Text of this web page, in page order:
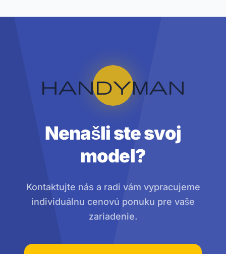
handyman
Nenašli ste svoj
model?
Kontaktujte nás a radi vám vypracujeme
individuálnu cenovú ponuku pre vaše
zariadenie.